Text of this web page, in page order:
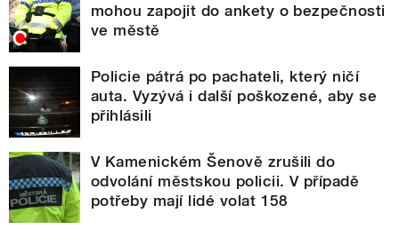
mohou zapojit do ankety o bezpečnosti
ve městě
Policie pátrá po pachateli, který ničí
auta. Vyzývá i další poškozené, aby se
přihlásili
V Kamenickém Šenově zrušili do
odvolání městskou policii. V případě
potřeby mají lidé volat 158